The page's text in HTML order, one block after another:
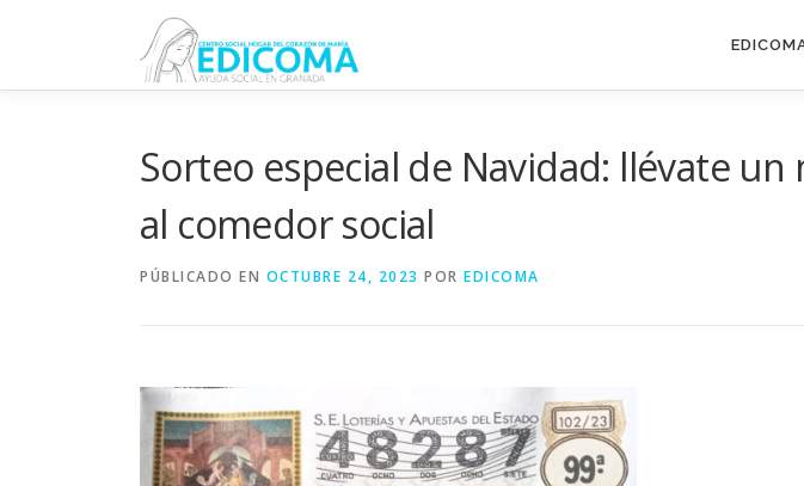
Sorteo especial de Navidad: llévate
al comedor social
PÚBLICADO EN OCTUBRE 24, 2023 POR EDICOMA